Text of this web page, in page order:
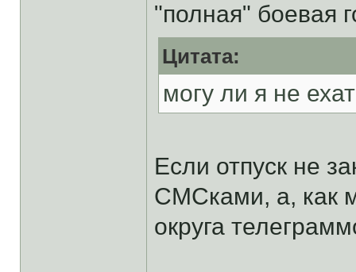
"полная" боевая
Цитата:
могу ли я не
Если отпуск не
СМСками, а, как
округа